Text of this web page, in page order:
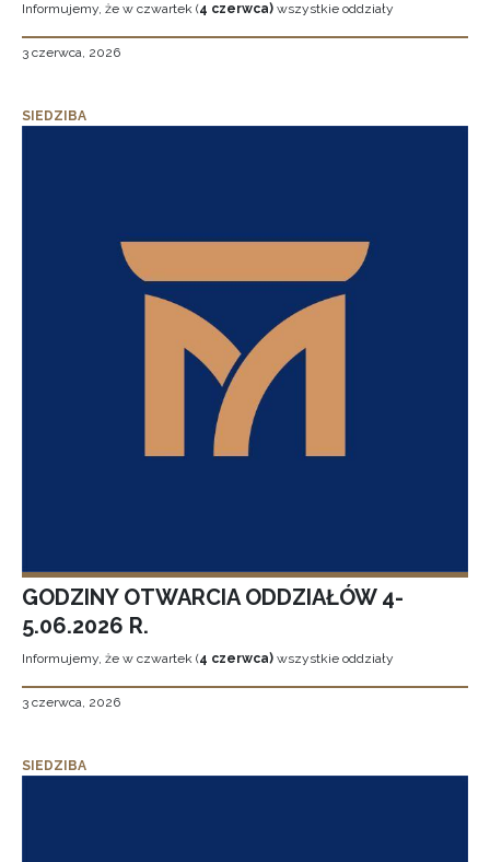
Informujemy, że w czwartek (4 czerwca) wszystkie oddziały
3 czerwca, 2026
SIEDZIBA
GODZINY OTWARCIA ODDZIAŁÓW 4-
5.06.2026 R.
Informujemy, że w czwartek (4 czerwca) wszystkie oddziały
3 czerwca, 2026
SIEDZIBA